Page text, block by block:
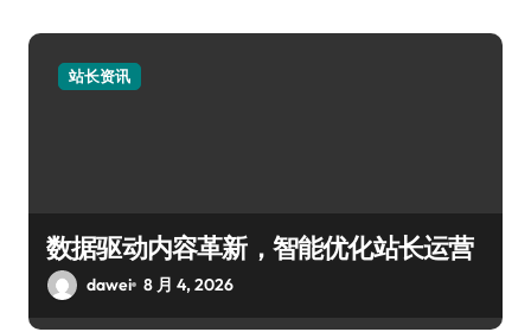
站长资讯
数据驱动内容革新，智能优化站长运营
dawei 8 月 4, 2026